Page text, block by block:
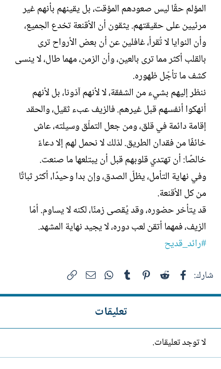
المؤلم حقًا ليس صعودهم المؤقت، بل يقينهم بأنهم غير
مرئيين على حقيقتهم. يثقون أن الأقنعة تخدع الجميع،
وأن النوايا لا تُقرأ، غافلين عن أن بعض الأرواح ترى
بالقلب أكثر مما ترى بالعين، وأن الزمن، مهما طال، لا ينسى
كشف ما تأجّل ظهوره.
ننظر إليهم بشيء من الشفقة، لا لأنهم آذونا، بل لأنهم
أنهكوا أنفسهم قبل غيرهم. فالزيف عبء ثقيل، والحقد
إقامة دائمة في قلق، ومن جعل التملّق وسيلته، عاش
خائفًا من فقدان الطريق. لذلك لا نحمل لهم إلا دعاءً
خالصًا: أن تهتدي قلوبهم قبل أن يبتلعها ما صنعت.
وفي نهاية التأمل، يظلّ الصدق، وإن بدا وحيدًا، أكثر ثباتًا
من كل الأقنعة.
قد يتأخر حضوره، وقد يُقصى زمنًا، لكنه لا يساوم. أمّا
الزيف، فمهما أتقن لعب دوره، لا يجيد نهاية المشهد.
#رائد_قديح
شارك: فيسبوك Reddit
Pinterest
Tumblr
WhatsAppالبريد الإلكتروني
تعليقات
لا توجد تعليقات.